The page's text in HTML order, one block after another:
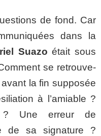
de fond. Car
dans la
Suazo était sous
se retrouve-
la fin supposée
à l’amiable ?
? Une erreur de
de sa signature ?